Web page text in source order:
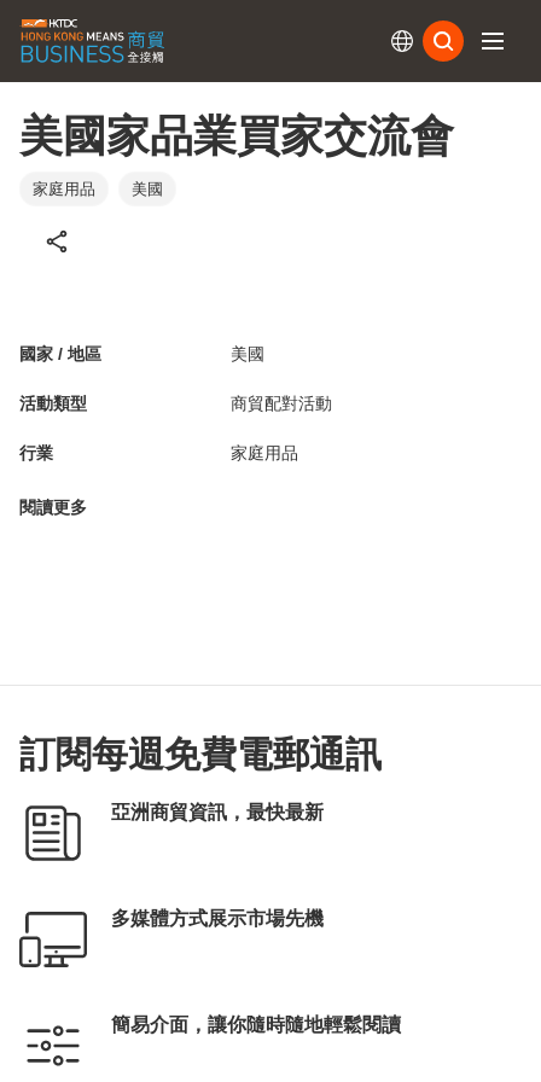
美國家品業買家交流會
家庭用品 美國
國家 / 地區 美國
活動類型 商貿配對活動
行業 家庭用品
閱讀更多
訂閱每週免費電郵通訊
亞洲商貿資訊，最快最新
多媒體方式展示市場先機
簡易介面，讓你隨時隨地輕鬆閱讀